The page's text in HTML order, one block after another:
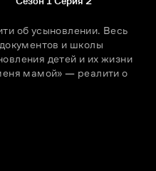
об усыновлении. Весь
и школы
детей и их жизни
мамой» — реалити о